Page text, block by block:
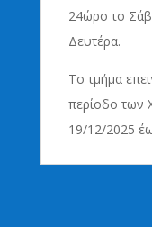
24ώρο το
Δευτέρα.
Το τμήμα
περίοδο των
19/12/2025